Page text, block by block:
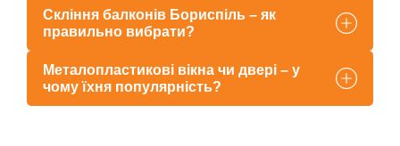
Скління балконів Бориспіль – як
правильно вибрати?
Металопластикові вікна чи двері – у
чому їхня популярність?